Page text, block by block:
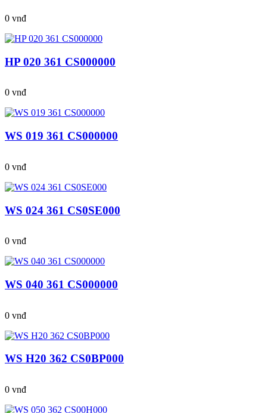
0 vnđ
HP 020 361 CS000000
0 vnđ
WS 019 361 CS000000
0 vnđ
WS 024 361 CS0SE000
0 vnđ
WS 040 361 CS000000
0 vnđ
WS H20 362 CS0BP000
0 vnđ